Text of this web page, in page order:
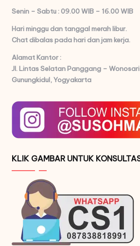
Senin – Sabtu : 09.00 WIB – 16.00 WIB
Hari minggu dan tanggal merah libur.
Chat dibalas pada hari dan jam kerja.
Alamat Kantor :
Jl. Lintas Selatan Panggang – Wonosari
Gunungkidul, Yogyakarta
KLIK GAMBAR UNTUK